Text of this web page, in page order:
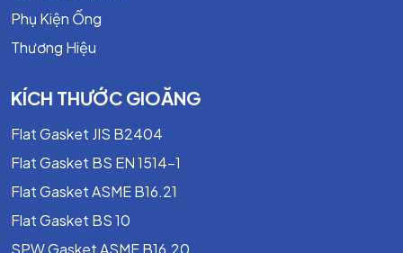
Phụ Kiện Ống
Thương Hiệu
KÍCH THƯỚC GIOĂNG
Flat Gasket JIS B2404
Flat Gasket BS EN 1514-1
Flat Gasket ASME B16.21
Flat Gasket BS 10
SPW Gasket ASME B16.20